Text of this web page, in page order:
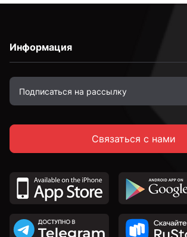
2,4 мм
2,5 мм
2,7 мм
2,8 мм
Информация
Связаться с нами